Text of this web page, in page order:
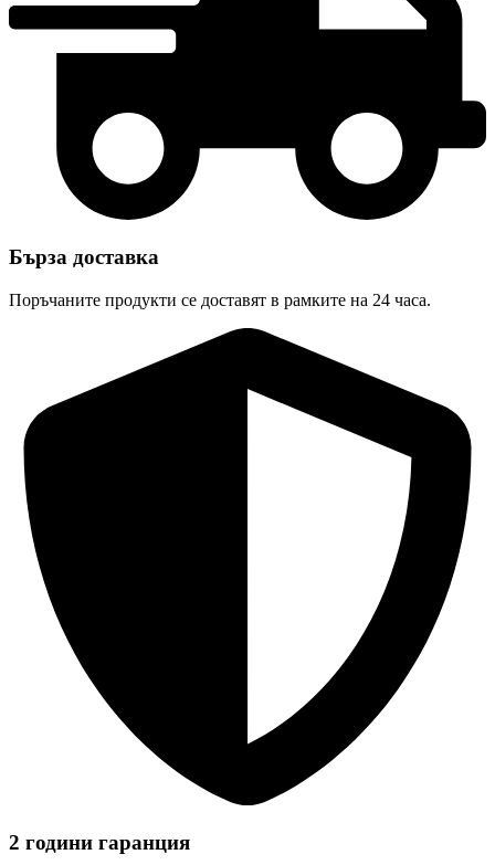
Бърза доставка
Поръчаните продукти се доставят в рамките на 24 часа.
2 години гаранция